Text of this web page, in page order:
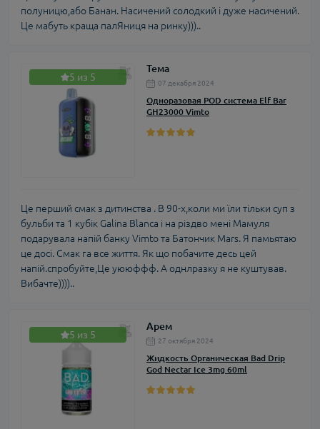
премиальными фруктовыми миксами.
создании уникальных авторских композиций с
фруктовыми нотами. Все представленные бренды
гарантируют высокое качество, безопасность и
незабываемые вкусовые ощущения.
В нашем магазине MyVape представлены только
качество. Мы обеспечиваем правильные условия
хранения и быструю доставку, чтобы вы могли
наслаждаться свежими фруктовыми вкусами в
полной мере.
полуницю,або Банан. Насичений солодкий і дуже насичений.
Це мабуть краща палЯниця на ринку)))..
5 из 5
Тема
07 декабря 2024
Одноразовая POD система Elf Bar
GH23000 Vimto
Це перший смак з дитинства . В 90-х,коли ми їли тільки суп з
бульби та 1 кубік Galina Blanca і на різдво мені Мамуля
подарувала напій банку Vimto та Батончик Маrs. Я памьятаю
це досі. Смак га все життя. Як що побачите десь цей
напій.спробуйте,Це уююффф. А однлразку я не куштував.
Вибачте))))..
5 из 5
Арем
27 октября 2024
Жидкость Органическая Bad Drip
God Nectar Ice 3mg 60ml